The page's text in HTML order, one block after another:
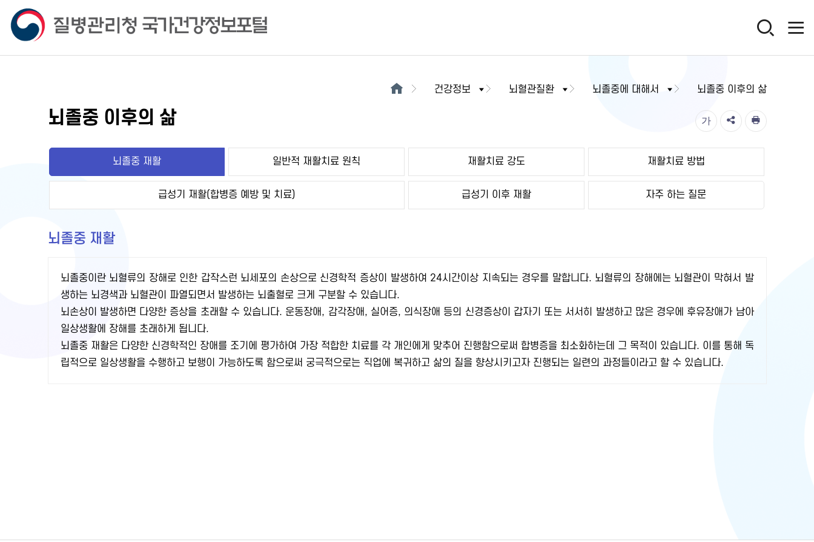
건강정보 뇌혈관질환 뇌졸중에 대해서 뇌졸중 이후의 삶
뇌졸중 이후의 삶 가
뇌졸중 재활 일반적 재활치료 원칙 재활치료 강도 재활치료 방법
급성기 재활(합병증 예방 및 치료) 급성기 이후 재활 자주 하는 질문
뇌졸중 재활
뇌졸중이란 뇌혈류의 장해로 인한 갑작스런 뇌세포의 손상으로 신경학적 증상이 발생하여 24시간이상 지속되는 경우를 말합니다. 뇌혈류의 장해에는 뇌혈관이 막혀서 발
생하는 뇌경색과 뇌혈관이 파열되면서 발생하는 뇌출혈로 크게 구분할 수 있습니다.
뇌손상이 발생하면 다양한 증상을 초래할 수 있습니다. 운동장애, 감각장애, 실어증, 의식장애 등의 신경증상이 갑자기 또는 서서히 발생하고 많은 경우에 후유장애가 남아
일상생활에 장해를 초래하게 됩니다.
뇌졸중 재활은 다양한 신경학적인 장애를 조기에 평가하여 가장 적합한 치료를 각 개인에게 맞추어 진행함으로써 합병증을 최소화하는데 그 목적이 있습니다. 이를 통해 독
립적으로 일상생활을 수행하고 보행이 가능하도록 함으로써 궁극적으로는 직업에 복귀하고 삶의 질을 향상시키고자 진행되는 일련의 과정들이라고 할 수 있습니다.